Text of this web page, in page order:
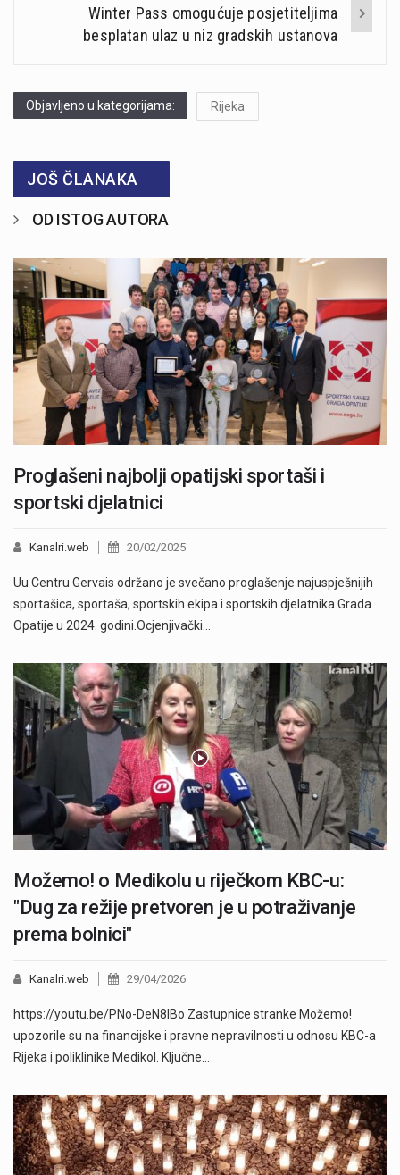
Winter Pass omogućuje posjetiteljima
besplatan ulaz u niz gradskih ustanova
Objavljeno u kategorijama: Rijeka
JOŠ ČLANAKA
OD ISTOG AUTORA
Proglašeni najbolji opatijski sportaši i
sportski djelatnici
Kanalri.web 20/02/2025
Uu Centru Gervais održano je svečano proglašenje najuspješnijih
sportašica, sportaša, sportskih ekipa i sportskih djelatnika Grada
Opatije u 2024. godini.Ocjenjivački…
Možemo! o Medikolu u riječkom KBC-u:
"Dug za režije pretvoren je u potraživanje
prema bolnici"
Kanalri.web 29/04/2026
https://youtu.be/PNo-DeN8IBo Zastupnice stranke Možemo!
upozorile su na financijske i pravne nepravilnosti u odnosu KBC-a
Rijeka i poliklinike Medikol. Ključne…